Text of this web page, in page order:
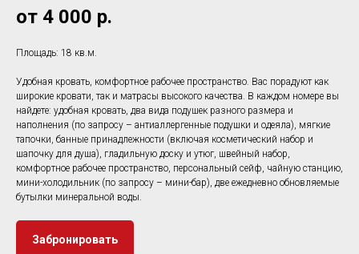
от 4 000 р.
Площадь: 18 кв.м.
Удобная кровать, комфортное рабочее пространство. Вас порадуют как
широкие кровати, так и матрасы высокого качества. В каждом номере вы
найдете: удобная кровать, два вида подушек разного размера и
наполнения (по запросу – антиаллергенные подушки и одеяла), мягкие
тапочки, банные принадлежности (включая косметический набор и
шапочку для душа), гладильную доску и утюг, швейный набор,
комфортное рабочее пространство, персональный сейф, чайную станцию,
мини-холодильник (по запросу – мини-бар), две ежедневно обновляемые
бутылки минеральной воды.
Забронировать